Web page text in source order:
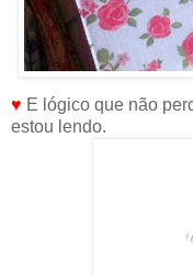
♥ E lógico que não
estou lendo.